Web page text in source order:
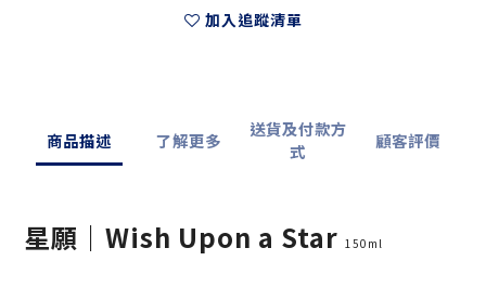
加入追蹤清單
商品描述 了解更多
送貨及付款方
式
顧客評價
星願｜Wish Upon a Star 150ml